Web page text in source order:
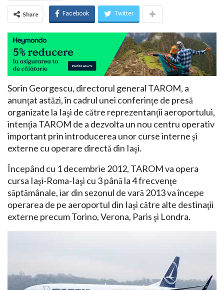
Share Facebook Twitter
Sorin Georgescu, directorul general TAROM, a
anunţat astăzi, în cadrul unei conferinţe de presă
organizate la Iaşi de către reprezentanţii aeroportului,
intenţia TAROM de a dezvolta un nou centru operativ
important prin introducerea unor curse interne şi
externe cu operare directă din Iaşi.
Începând cu 1 decembrie 2012, TAROM va opera
cursa Iaşi-Roma-Iaşi cu 3 până la 4 frecvenţe
săptămânale, iar din sezonul de vară 2013 va începe
operarea de pe aeroportul din Iaşi către alte destinaţii
externe precum Torino, Verona, Paris şi Londra.